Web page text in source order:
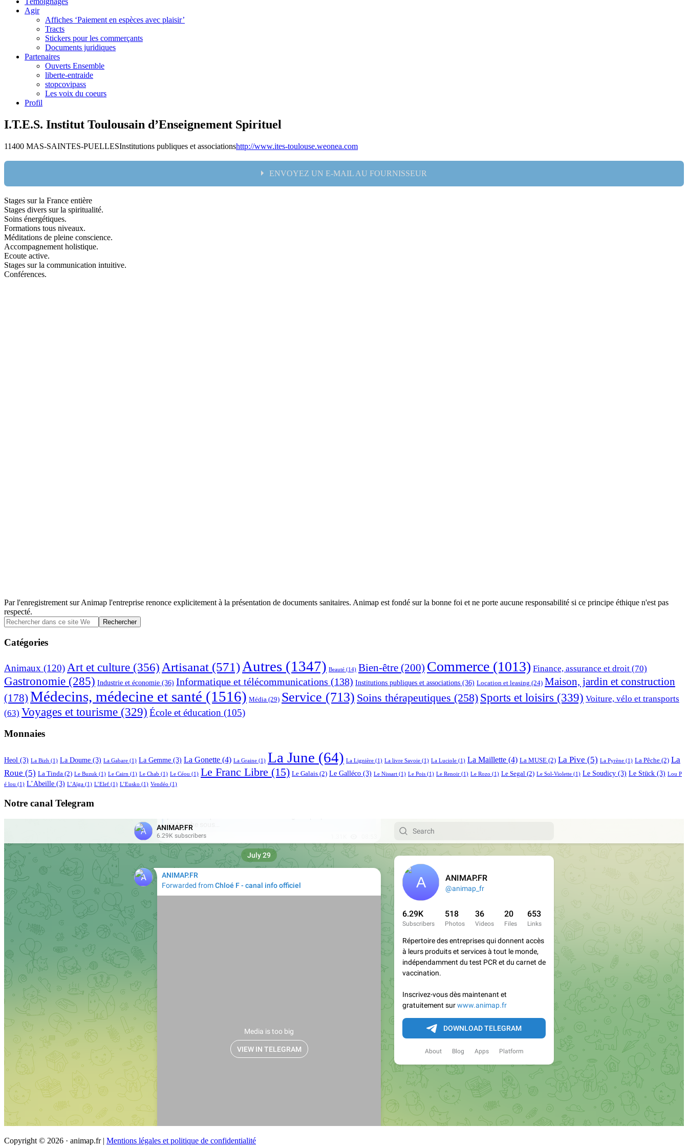
Agir
Affiches ‘Paiement en espèces avec plaisir’
Tracts
Stickers pour les commerçants
Documents juridiques
Partenaires
Ouverts Ensemble
liberte-entraide
stopcovipass
Les voix du coeurs
Profil
I.T.E.S. Institut Toulousain d’Enseignement Spirituel
11400 MAS-SAINTES-PUELLESInstitutions publiques et associationshttp://www.ites-toulouse.weonea.com
ENVOYEZ UN E-MAIL AU FOURNISSEUR
Nom:
email:
Message:
Stages sur la France entière
Stages divers sur la spiritualité.
Soins énergétiques.
Formations tous niveaux.
Méditations de pleine conscience.
Accompagnement holistique.
Ecoute active.
Stages sur la communication intuitive.
Conférences.
Par l'enregistrement sur Animap l'entreprise renonce explicitement à la présentation de documents sanitaires. Animap est fondé sur la bonne foi et ne porte aucune responsabilité si ce principe éthique n'est pas
respecté.
Barre
latérale
principale
Rechercher
dans
ce
site
Catégories
Animaux (120) Art et culture (356) Artisanat (571) Autres (1347) Beauté (14) Bien-être (200) Commerce (1013) Finance, assurance et droit (70)
Gastronomie (285) Industrie et économie (36) Informatique et télécommunications (138) Institutions publiques et associations (36) Location et leasing (24) Maison, jardin et construction
(178) Médecins, médecine et santé (1516) Média (29) Service (713) Soins thérapeutiques (258) Sports et loisirs (339) Voiture, vélo et transports
(63) Voyages et tourisme (329) École et éducation (105)
Monnaies
Heol (3) La Bizh (1) La Doume (3) La Gabare (1) La Gemme (3) La Gonette (4) La Graine (1) La June (64) La Lignière (1) La livre Savoie (1) La Luciole (1) La Maillette (4) La MUSE (2) La Pive (5) La Pyrène (1) La Pêche (2) La
Roue (5) La Tinda (2) Le Buzuk (1) Le Cairn (1) Le Chab (1) Le Céou (1) Le Franc Libre (15) Le Galais (2) Le Galléco (3) Le Nissart (1) Le Pois (1) Le Renoir (1) Le Rozo (1) Le Segal (2) Le Sol-Violette (1) Le Soudicy (3) Le Stück (3) Lou P
é lou (1) L’Abeille (3) L’Aïga (1) L’Elef (1) L’Eusko (1) Vendéo (1)
Notre canal Telegram
Copyright © 2026 · animap.fr | Mentions légales et politique de confidentialité